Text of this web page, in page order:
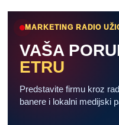
MARKETING RADIO
VAŠA
ETRU
Predstavite firmu kroz
banere i lokalni medijski